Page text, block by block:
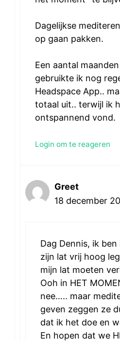
Dagelijkse
op gaan pakken.
Een aantal
gebruikte ik nog
Headspace App..
totaal uit.. terwijl ik
ontspannend vond.
Login om te reageren
Greet
18 december
Dag Dennis, ik
zijn lat vrij hoog
mijn lat moeten
Ooh in HET
nee….. maar
geven zeggen ze
dat ik het doe en
En hopen dat we